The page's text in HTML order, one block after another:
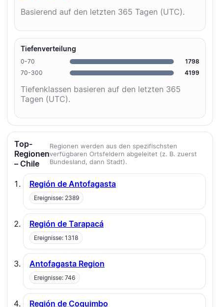
Basierend auf den letzten 365 Tagen (UTC).
Tiefenverteilung
0-70
1798
70-300
4199
Tiefenklassen basieren auf den letzten 365
Tagen (UTC).
Top-
Regionen
– Chile
Regionen werden aus den spezifischsten
verfügbaren Ortsfeldern abgeleitet (z. B. zuerst
Bundesland, dann Stadt).
Región de Antofagasta
Ereignisse: 2389
Región de Tarapacá
Ereignisse: 1318
Antofagasta Region
Ereignisse: 746
Región de Coquimbo